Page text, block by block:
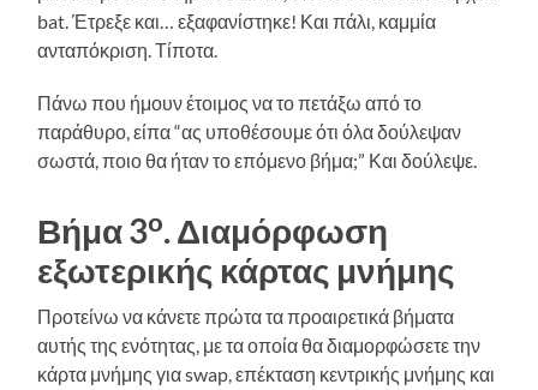
bat. Έτρεξε και… εξαφανίστηκε! Και πάλι, καμμία
ανταπόκριση. Τίποτα.
Πάνω που ήμουν έτοιμος να το πετάξω από το
παράθυρο, είπα “ας υποθέσουμε ότι όλα δούλεψαν
σωστά, ποιο θα ήταν το επόμενο βήμα;” Και δούλεψε.
Βήμα 3ο. Διαμόρφωση
εξωτερικής κάρτας μνήμης
Προτείνω να κάνετε πρώτα τα προαιρετικά βήματα
αυτής της ενότητας, με τα οποία θα διαμορφώσετε την
κάρτα μνήμης για swap, επέκταση κεντρικής μνήμης και